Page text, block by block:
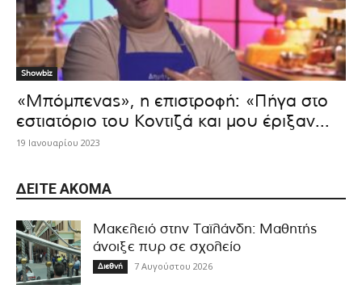
Showbiz
«Μπόμπενας», η επιστροφή: «Πήγα στο
εστιατόριο του Κοντιζά και μου έριξαν...
19 Ιανουαρίου 2023
ΔΕΊΤΕ ΑΚΌΜΑ
Μακελειό στην Ταϊλάνδη: Μαθητής
άνοιξε πυρ σε σχολείο
Διεθνή 7 Αυγούστου 2026